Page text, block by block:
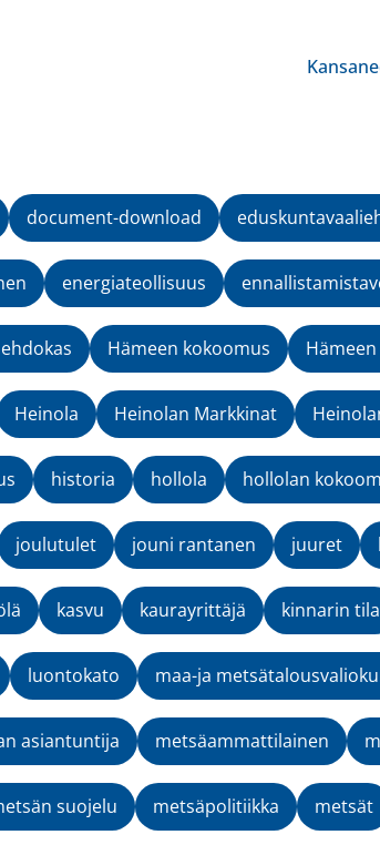
document-download
energiateollisuus
Hämeen kokoomus
Heinola Heinolan Markkinat
historia hollola hollolan
joulutulet jouni rantanen juuret
kasvu kaurayrittäjä kinnarin tila
luontokato maa-ja
asiantuntija metsäammattilainen
suojelu metsäpolitiikka metsät